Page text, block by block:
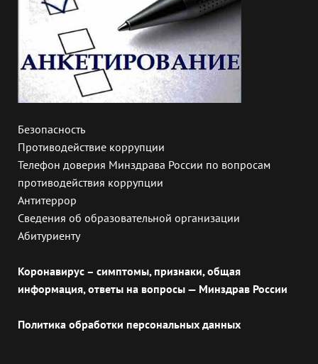
Безопасность
Противодействие коррупции
Телефон доверия Минздрава России по вопросам
противодействия коррупции
Антитеррор
Сведения об образовательной организации
Абитуриенту
Коронавирус – симптомы, признаки, общая
информация, ответы на вопросы — Минздрав России
Политика обработки персональных данных